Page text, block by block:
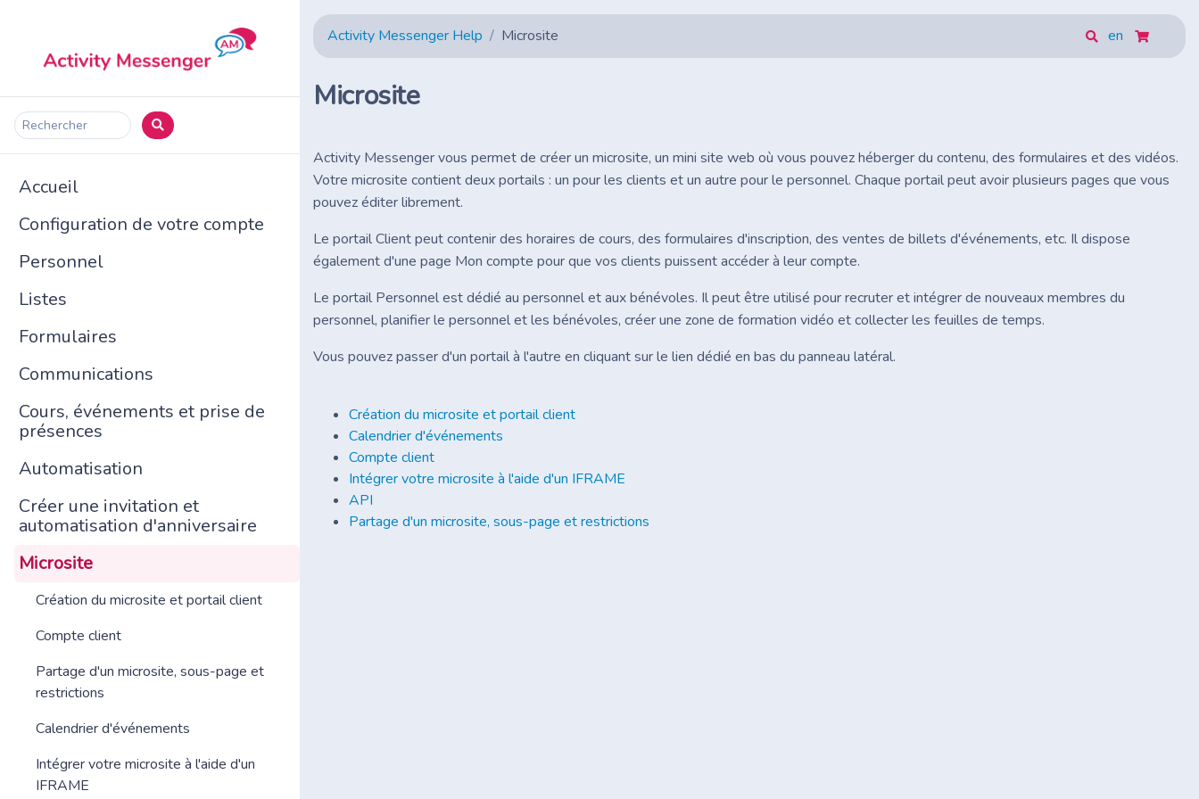
Rechercher
Accueil
Configuration de votre compte
Personnel
Listes
Formulaires
Communications
Cours, événements et prise de
présences
Automatisation
Créer une invitation et
automatisation d'anniversaire
Microsite
Création du microsite et portail client
Compte client
Partage d'un microsite, sous-page et
restrictions
Calendrier d'événements
Intégrer votre microsite à l'aide d'un
IFRAME
Activity Messenger Help Microsite en
Microsite
Activity Messenger vous permet de créer un microsite, un mini site web où vous pouvez héberger du contenu, des formulaires et des vidéos.
Votre microsite contient deux portails : un pour les clients et un autre pour le personnel. Chaque portail peut avoir plusieurs pages que vous
pouvez éditer librement.
Le portail Client peut contenir des horaires de cours, des formulaires d'inscription, des ventes de billets d'événements, etc. Il dispose
également d'une page Mon compte pour que vos clients puissent accéder à leur compte.
Le portail Personnel est dédié au personnel et aux bénévoles. Il peut être utilisé pour recruter et intégrer de nouveaux membres du
personnel, planifier le personnel et les bénévoles, créer une zone de formation vidéo et collecter les feuilles de temps.
Vous pouvez passer d'un portail à l'autre en cliquant sur le lien dédié en bas du panneau latéral.
Création du microsite et portail client
Calendrier d'événements
Compte client
Intégrer votre microsite à l'aide d'un IFRAME
API
Partage d'un microsite, sous-page et restrictions